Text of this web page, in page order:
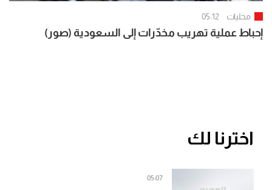
محليات 05:12
إحباط عملية تهريب مخدّرات إلى السعودية (صور)
اخترنا لك
05:07